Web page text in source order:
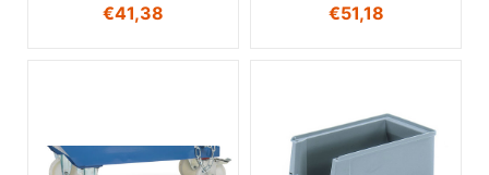
€41,38 €51,18